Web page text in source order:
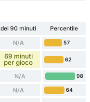
dei 90 minuti
Percentile
N/A 57
69 minuti
per gioco
62
N/A 98
N/A 64